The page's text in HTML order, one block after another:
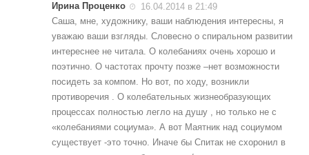
Ирина Проценко
16.04.2014 в 21:49
Cаша, мне, художнику, ваши наблюдения интересны, я
уважаю ваши взгляды. Словесно о спиральном развитии
интереснее не читала. О колебаниях очень хорошо и
поэтично. О частотах прочту позже –нет возможности
посидеть за компом. Но вот, по ходу, возникли
противоречия . О колебательных жизнеобразующих
процессах полностью легло на душу , но только не с
«колебаниями социума». А вот Маятник над социумом
существует -это точно. Иначе бы Спитак не схоронил в